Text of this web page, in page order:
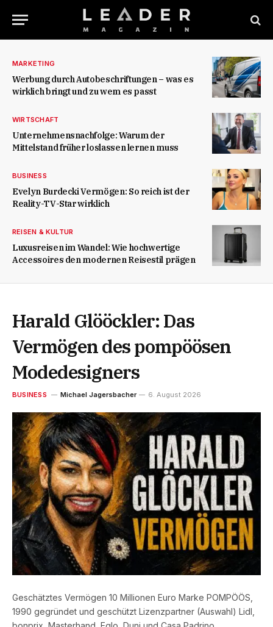
MARKETING
Werbung durch Autobeschriftungen – was es
wirklich bringt und zu wem es passt
WIRTSCHAFT
Unternehmensnachfolge: Warum der
Mittelstand früher loslassen lernen muss
BUSINESS
Evelyn Burdecki Vermögen: So reich ist der
Reality-TV-Star wirklich
REISEN & KULTUR
Luxusreisen im Wandel: Wie hochwertige
Accessoires den modernen Reisestil prägen
Harald Glööckler: Das
Vermögen des pompöösen
Modedesigners
BUSINESS Michael Jagersbacher 6. August 2026
Geschätztes Vermögen 10 Millionen Euro Marke POMPÖÖS,
1990 gegründet und geschützt Lizenzpartner (Auswahl) Lidl,